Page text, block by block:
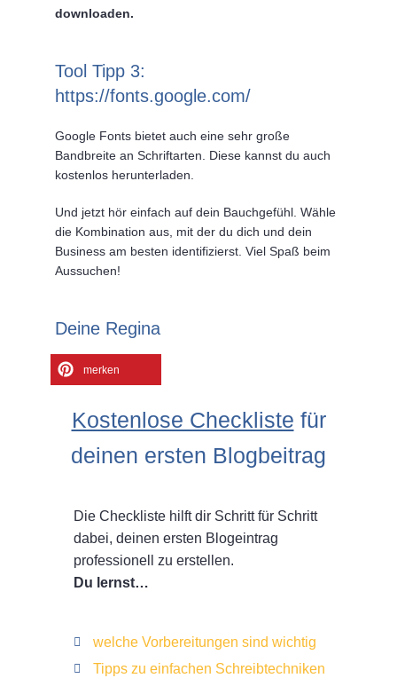
downloaden.
Tool Tipp 3:
https://fonts.google.com/
Google Fonts bietet auch eine sehr große
Bandbreite an Schriftarten. Diese kannst du auch
kostenlos herunterladen.
Und jetzt hör einfach auf dein Bauchgefühl. Wähle
die Kombination aus, mit der du dich und dein
Business am besten identifizierst. Viel Spaß beim
Aussuchen!
Deine Regina
merken
Kostenlose Checkliste für
deinen ersten Blogbeitrag
Die Checkliste hilft dir Schritt für Schritt
dabei, deinen ersten Blogeintrag
professionell zu erstellen.
Du lernst…
welche Vorbereitungen sind wichtig
Tipps zu einfachen Schreibtechniken